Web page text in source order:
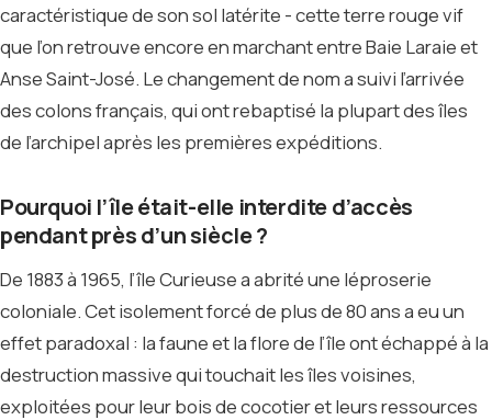
caractéristique de son sol latérite - cette terre rouge vif
que l’on retrouve encore en marchant entre Baie Laraie et
Anse Saint-José. Le changement de nom a suivi l’arrivée
des colons français, qui ont rebaptisé la plupart des îles
de l’archipel après les premières expéditions.
Pourquoi l’île était-elle interdite d’accès
pendant près d’un siècle ?
De 1883 à 1965, l’île Curieuse a abrité une léproserie
coloniale. Cet isolement forcé de plus de 80 ans a eu un
effet paradoxal : la faune et la flore de l’île ont échappé à la
destruction massive qui touchait les îles voisines,
exploitées pour leur bois de cocotier et leurs ressources